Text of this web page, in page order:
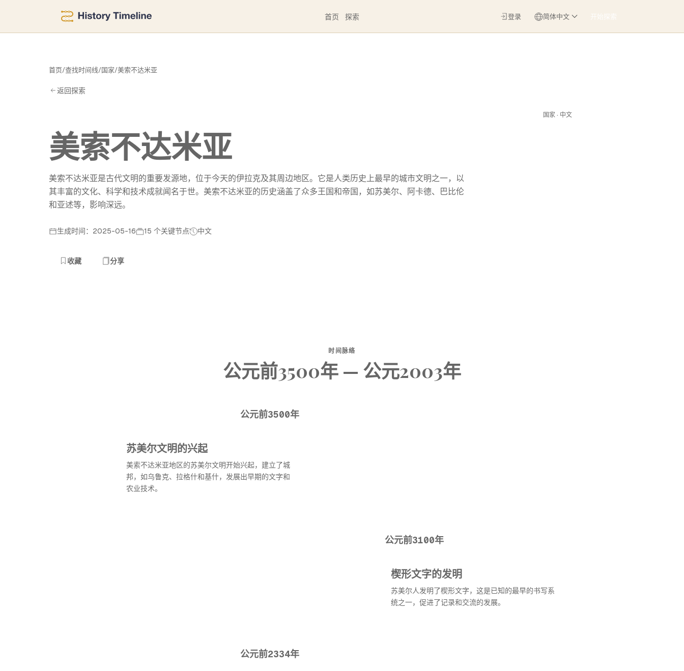
首页 探索 开始探索
登录 简体中文
首页/查找时间线/国家/美索不达米亚
返回探索
国家 · 中文
美索不达米亚
美索不达米亚是古代文明的重要发源地，位于今天的伊拉克及其周边地区。它是人类历史上最早的城市文明之一，以
其丰富的文化、科学和技术成就闻名于世。美索不达米亚的历史涵盖了众多王国和帝国，如苏美尔、阿卡德、巴比伦
和亚述等，影响深远。
生成时间：2025-05-16 15 个关键节点 中文
收藏 分享
时间脉络
公元前3500年 — 公元2003年
公元前3500年
苏美尔文明的兴起
美索不达米亚地区的苏美尔文明开始兴起，建立了城
邦，如乌鲁克、拉格什和基什，发展出早期的文字和
农业技术。
公元前3100年
楔形文字的发明
苏美尔人发明了楔形文字，这是已知的最早的书写系
统之一，促进了记录和交流的发展。
公元前2334年